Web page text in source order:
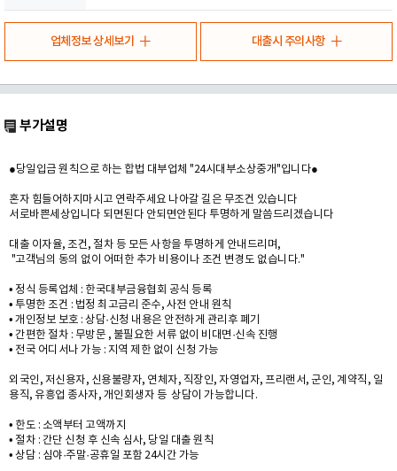
업체정보 상세보기 대출시 주의사항
부가설명
●당일입금 원칙으로 하는 합법 대부업체 "24시대부소상중개"입니다●
혼자 힘들어하지마시고 연락주세요 나아갈 길은 무조건 있습니다
서로바쁜세상입니다 되면된다 안되면안된다 투명하게 말씀드리겠습니다
대출 이자율, 조건, 절차 등 모든 사항을 투명하게 안내드리며,
"고객님의 동의 없이 어떠한 추가 비용이나 조건 변경도 없습니다."
• 정식 등록업체 : 한국대부금융협회 공식 등록
• 투명한 조건 : 법정 최고금리 준수, 사전 안내 원칙
• 개인정보 보호 : 상담·신청 내용은 안전하게 관리후 폐기
• 간편한 절차 : 무방문 , 불필요한 서류 없이 비대면·신속 진행
• 전국 어디서나 가능 : 지역 제한 없이 신청 가능
외국인, 저신용자, 신용불량자, 연체자, 직장인, 자영업자, 프리랜서, 군인, 계약직, 일
용직, 유흥업 종사자, 개인회생자 등 상담이 가능합니다.
• 한도 : 소액부터 고액까지
• 절차 : 간단 신청 후 신속 심사, 당일 대출 원칙
• 상담 : 심야·주말·공휴일 포함 24시간 가능